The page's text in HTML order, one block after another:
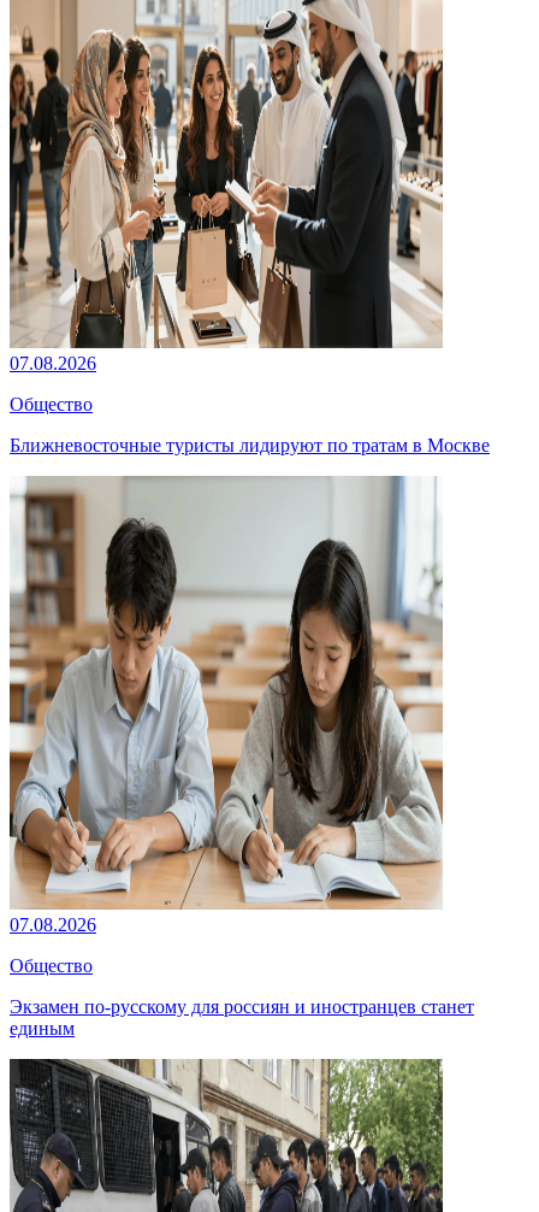
07.08.2026
Общество
Ближневосточные туристы лидируют по тратам в Москве
07.08.2026
Общество
Экзамен по-русскому для россиян и иностранцев станет
единым